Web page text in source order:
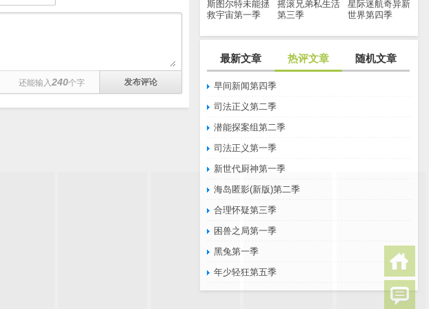
斯图尔特未能拯
救宇宙第一季
摇滚兄弟私生活
第三季
星际迷航奇异新
世界第四季
最新文章 热评文章 随机文章
早间新闻第四季
司法正义第二季
潜能探案组第二季
司法正义第一季
新世代厨神第一季
海岛匿影(新版)第二季
合理怀疑第三季
困兽之局第一季
黑兔第一季
年少轻狂第五季
还能输入240个字